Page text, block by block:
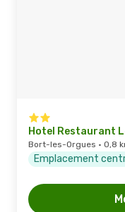
Hotel Restaurant
Bort-les-Orgues · 0,8
Emplacement